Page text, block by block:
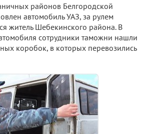
районов Белгородской
автомобиль УАЗ, за рулем
житель Шебекинского района. В
сотрудники таможни нашли
коробок, в которых перевозились